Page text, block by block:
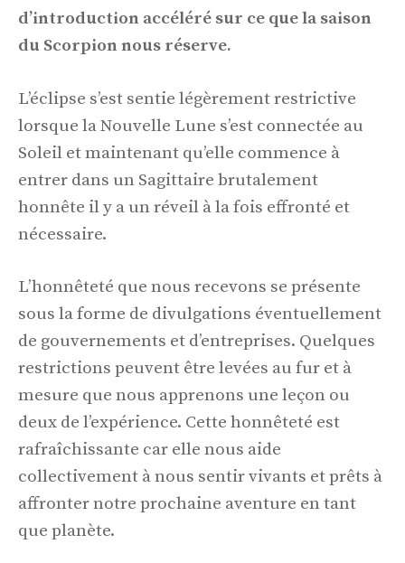
d’introduction accéléré sur ce que la saison
du Scorpion nous réserve.
L’éclipse s’est sentie légèrement restrictive
lorsque la Nouvelle Lune s’est connectée au
Soleil et maintenant qu’elle commence à
entrer dans un Sagittaire brutalement
honnête il y a un réveil à la fois effronté et
nécessaire.
L’honnêteté que nous recevons se présente
sous la forme de divulgations éventuellement
de gouvernements et d’entreprises. Quelques
restrictions peuvent être levées au fur et à
mesure que nous apprenons une leçon ou
deux de l’expérience. Cette honnêteté est
rafraîchissante car elle nous aide
collectivement à nous sentir vivants et prêts à
affronter notre prochaine aventure en tant
que planète.